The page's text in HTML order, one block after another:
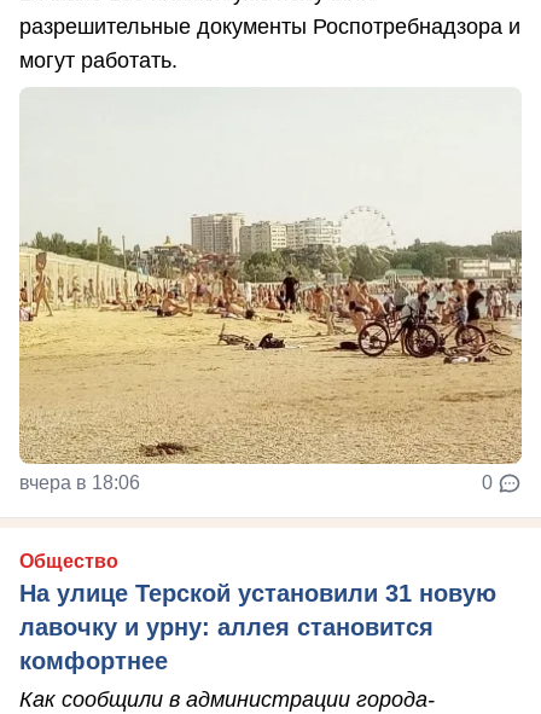
разрешительные документы Роспотребнадзора и
могут работать.
вчера в 18:06 0
Общество
На улице Терской установили 31 новую
лавочку и урну: аллея становится
комфортнее
Как сообщили в администрации города-